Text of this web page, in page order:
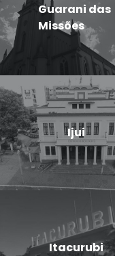
Guarani das
Missões
Ijui
Itacurubi